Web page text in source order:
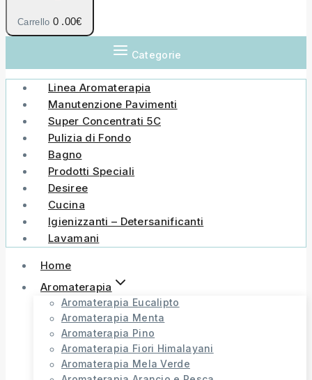
Carrello 0 .00€
Categorie
Linea Aromaterapia
Manutenzione Pavimenti
Super Concentrati 5C
Pulizia di Fondo
Bagno
Prodotti Speciali
Desiree
Cucina
Igienizzanti – Detersanificanti
Lavamani
Home
Aromaterapia
Aromaterapia Eucalipto
Aromaterapia Menta
Aromaterapia Pino
Aromaterapia Fiori Himalayani
Aromaterapia Mela Verde